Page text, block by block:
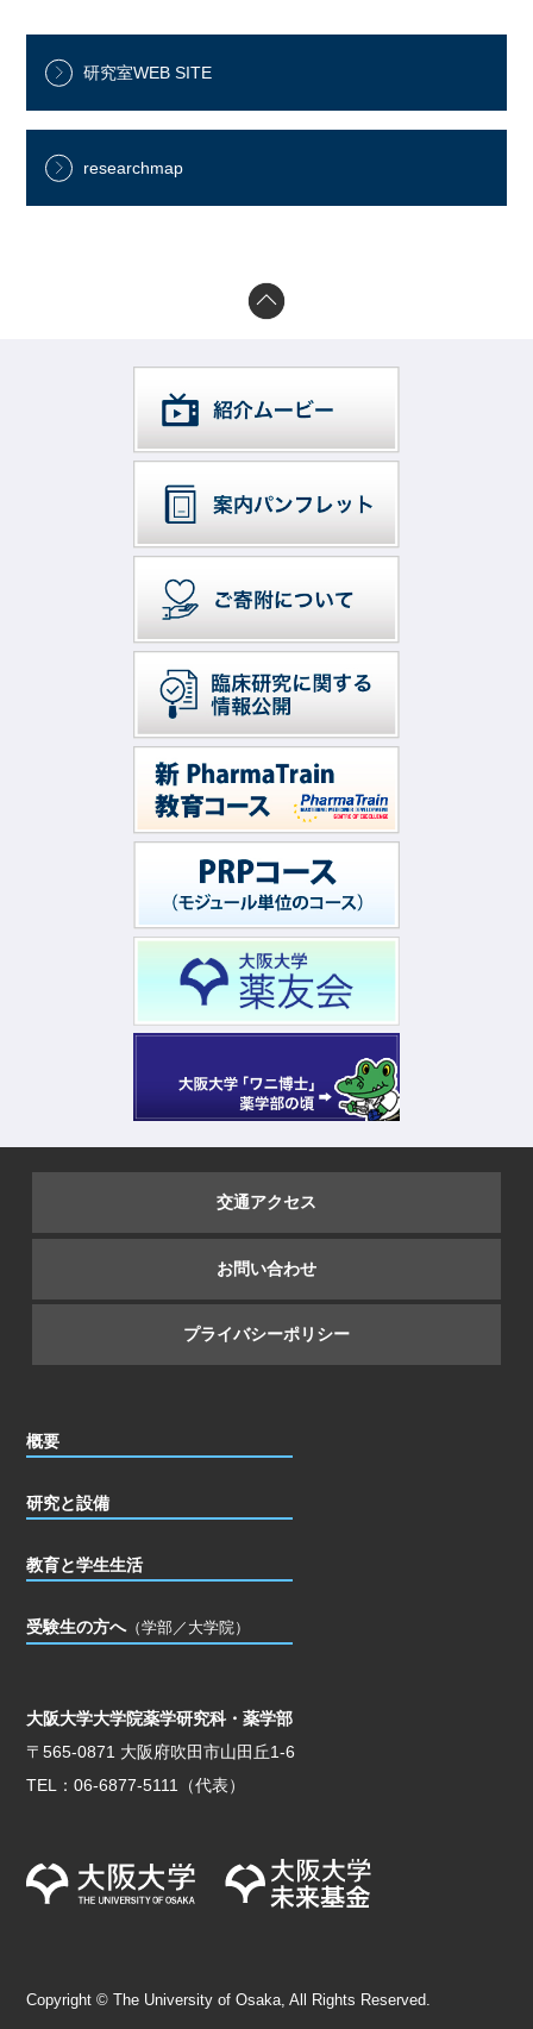
研究室WEB SITE
researchmap
交通アクセス
お問い合わせ
プライバシーポリシー
概要
研究と設備
教育と学生生活
受験生の方へ（学部／大学院）
大阪大学大学院薬学研究科・薬学部
〒565-0871 大阪府吹田市山田丘1-6
TEL：06-6877-5111（代表）
Copyright © The University of Osaka, All Rights Reserved.